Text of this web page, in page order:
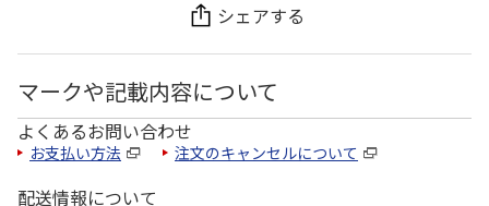
シェアする
マークや記載内容について
よくあるお問い合わせ
お支払い方法 注文のキャンセルについて
配送情報について